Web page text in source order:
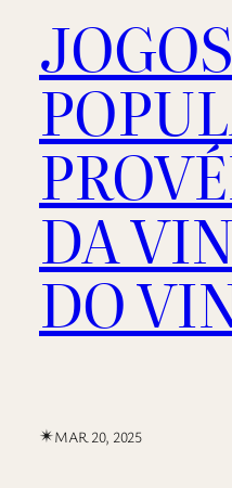
JOGOS
DA
DO
✴︎MAR 20, 2025